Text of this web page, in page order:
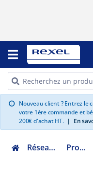
info Nouveau client ? Entrez le
votre 1ère commande et
200€ d'achat HT. | En
Réseau informatique Produit cuivre